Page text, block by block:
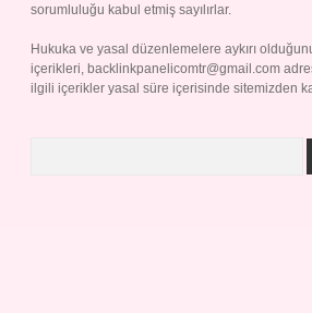
sorumluluğu kabul etmiş sayılırlar.
Hukuka ve yasal düzenlemelere aykırı
içerikleri, backlinkpanelicomtr@gmail.com
ilgili içerikler yasal süre içerisinde sitemizden